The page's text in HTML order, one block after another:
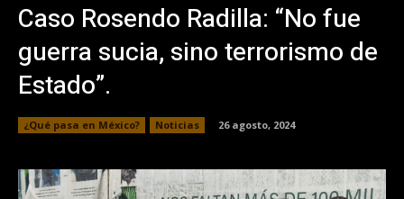
Caso Rosendo Radilla: “No fue
guerra sucia, sino terrorismo de
Estado”.
¿Qué pasa en México? Noticias 26 agosto, 2024